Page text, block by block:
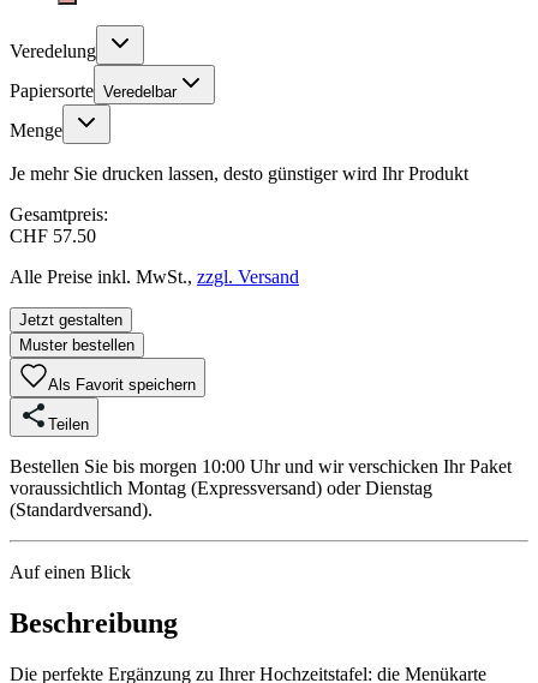
Veredelung
Papiersorte Veredelbar
Menge
Je mehr Sie drucken lassen, desto günstiger wird Ihr Produkt
Gesamtpreis:
CHF 57.50
Alle Preise inkl. MwSt., zzgl. Versand
Jetzt gestalten
Muster bestellen
Als Favorit speichern
Teilen
Bestellen Sie bis morgen 10:00 Uhr und wir verschicken Ihr Paket
voraussichtlich Montag (Expressversand) oder Dienstag
(Standardversand).
Auf einen Blick
Beschreibung
Die perfekte Ergänzung zu Ihrer Hochzeitstafel: die Menükarte